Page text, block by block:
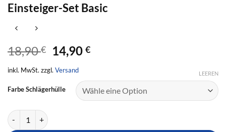
Einsteiger-Set Basic
18,90€
Ursprünglicher
Preis
war:
18,90 €
14,90€Aktueller
14,90 €.
inkl. MwSt. zzgl. Versand
Farbe Schlägerhülle
LEEREN
Einsteiger-Set Basic Menge